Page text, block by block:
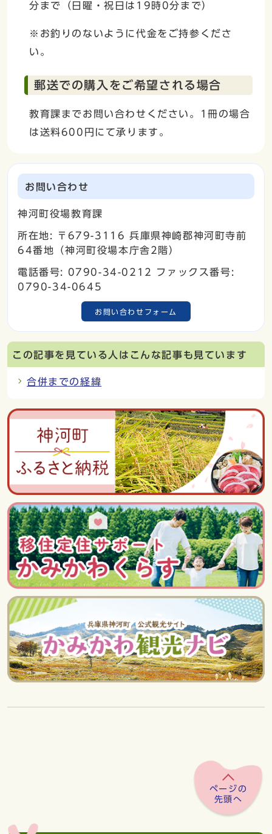
分まで（日曜・祝日は19時0分まで）
※お釣りのないように代金をご持参くださ
い。
郵送での購入をご希望される場合
教育課までお問い合わせください。1冊の場合
は送料600円にて承ります。
お問い合わせ
神河町役場教育課
所在地: 〒679-3116 兵庫県神崎郡神河町寺前
64番地（神河町役場本庁舎2階）
電話番号: 0790-34-0212 ファックス番号:
0790-34-0645
お問い合わせフォーム
この記事を見ている人はこんな記事も見ています
合併までの経緯
ページの
先頭へ